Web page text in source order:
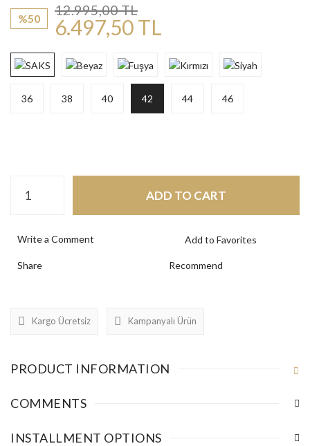
%50
12.995,00 TL
6.497,50 TL
36 38 40 42 44 46
ADD TO CART
Write a Comment
Share Recommend
Kargo Ücretsiz Kampanyalı Ürün
PRODUCT INFORMATION
COMMENTS
INSTALLMENT OPTIONS